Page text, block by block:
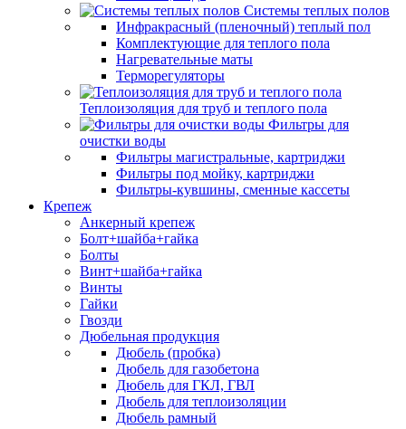
Системы теплых полов
Инфракрасный (пленочный) теплый пол
Комплектующие для теплого пола
Нагревательные маты
Терморегуляторы
Теплоизоляция для труб и теплого пола
Фильтры для
очистки воды
Фильтры магистральные, картриджи
Фильтры под мойку, картриджи
Фильтры-кувшины, сменные кассеты
Крепеж
Анкерный крепеж
Болт+шайба+гайка
Болты
Винт+шайба+гайка
Винты
Гайки
Гвозди
Дюбельная продукция
Дюбель (пробка)
Дюбель для газобетона
Дюбель для ГКЛ, ГВЛ
Дюбель для теплоизоляции
Дюбель рамный